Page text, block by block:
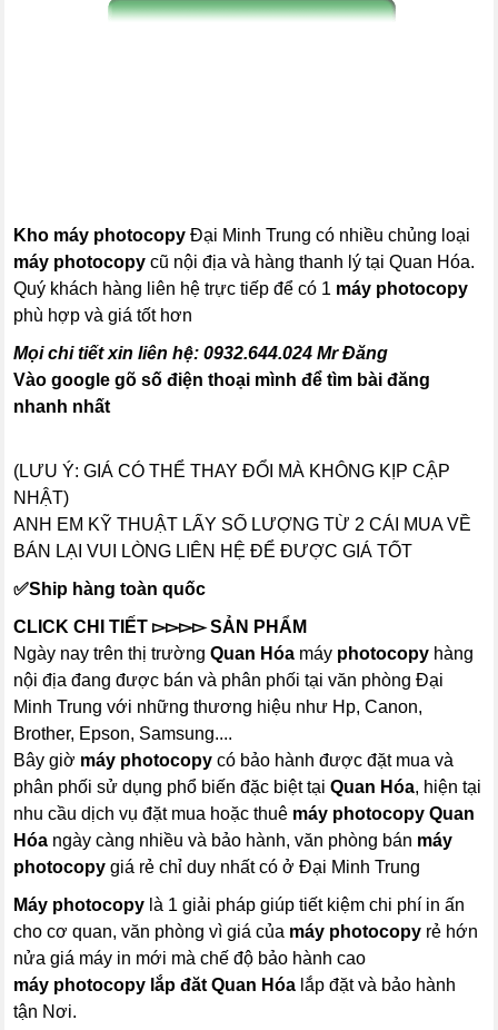
Kho máy photocopy Đại Minh Trung có nhiều chủng loại
máy photocopy cũ nội địa và hàng thanh lý tại Quan Hóa.
Quý khách hàng liên hệ trực tiếp để có 1 máy photocopy
phù hợp và giá tốt hơn
Mọi chi tiết xin liên hệ:0932.644.024 Mr Đăng
Vào google gõ số điện thoại mình để tìm bài đăng
nhanh nhất
(LƯU Ý: GIÁ CÓ THỂ THAY ĐỔI MÀ KHÔNG KỊP CẬP
NHẬT)
ANH EM KỸ THUẬT LẤY SỐ LƯỢNG TỪ 2 CÁI MUA VỀ
BÁN LẠI VUI LÒNG LIÊN HỆ ĐỂ ĐƯỢC GIÁ TỐT
✅Ship hàng toàn quốc
CLICK CHI TIẾT ▻▻▻▻SẢN PHẨM
Ngày nay trên thị trườngQuan Hóa máy photocopy hàng
nội địa đang được bán và phân phối tại văn phòng Đại
Minh Trung với những thương hiệu như Hp, Canon,
Brother, Epson, Samsung....
Bây giờ máy photocopy có bảo hành được đặt mua và
phân phối sử dụng phổ biến đặc biệt tạiQuan Hóa, hiện tại
nhu cầu dịch vụ đặt mua hoặc thuê máy photocopy Quan
Hóa ngày càng nhiều và bảo hành, văn phòng bán máy
photocopygiá rẻ chỉ duy nhất có ở Đại Minh Trung
Máy photocopy là 1 giải pháp giúp tiết kiệm chi phí in ấn
cho cơ quan, văn phòng vì giá của máy photocopy rẻ hớn
nửa giá máy in mới mà chế độ bảo hành cao
máy photocopy lắp đăt Quan Hóa lắp đặt và bảo hành
tận Nơi.